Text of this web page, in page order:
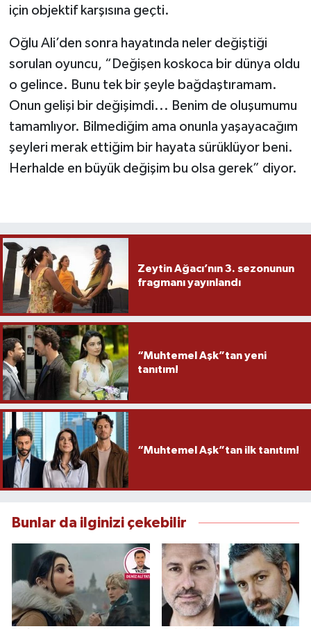
için objektif karşısına geçti.
Oğlu Ali’den sonra hayatında neler değiştiği
sorulan oyuncu, “Değişen koskoca bir dünya oldu
o gelince. Bunu tek bir şeyle bağdaştıramam.
Onun gelişi bir değişimdi... Benim de oluşumumu
tamamlıyor. Bilmediğim ama onunla yaşayacağım
şeyleri merak ettiğim bir hayata sürüklüyor beni.
Herhalde en büyük değişim bu olsa gerek” diyor.
Zeytin Ağacı’nın 3. sezonunun
fragmanı yayınlandı
“Muhtemel Aşk”tan yeni
tanıtım!
“Muhtemel Aşk”tan ilk tanıtım!
Bunlar da ilginizi çekebilir